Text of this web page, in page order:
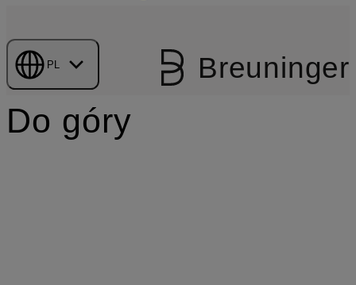
PL Breuninger
Do góry